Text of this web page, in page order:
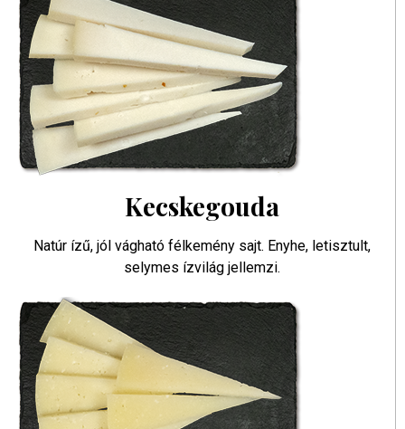
Kecskegouda
Natúr ízű, jól vágható félkemény sajt. Enyhe, letisztult,
selymes ízvilág jellemzi.